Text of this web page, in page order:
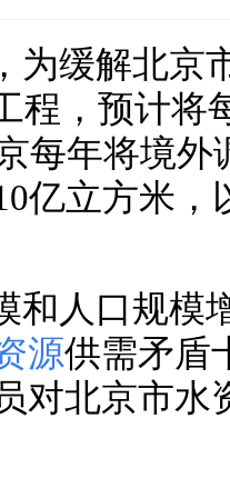
为缓解北京
程，预计将
每年将境
亿立方米，
和人口规模
源供需矛盾
对北京市水